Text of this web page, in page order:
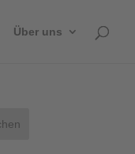
Über uns